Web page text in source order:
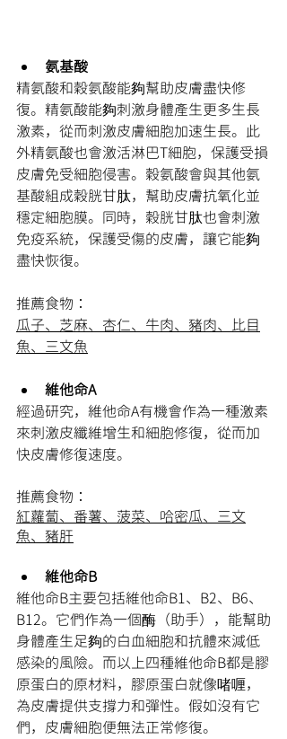
氨基酸
精氨酸和穀氨酸能夠幫助皮膚盡快修
復。精氨酸能夠刺激身體產生更多生長
激素，從而刺激皮膚細胞加速生長。此
外精氨酸也會激活淋巴T細胞，保護受損
皮膚免受細胞侵害。穀氨酸會與其他氨
基酸組成穀胱甘肽，幫助皮膚抗氧化並
穩定細胞膜。同時，穀胱甘肽也會刺激
免疫系統，保護受傷的皮膚，讓它能夠
盡快恢復。
推薦食物：
瓜子、芝麻、杏仁、牛肉、豬肉、比目
魚、三文魚
維他命A
經過研究，維他命A有機會作為一種激素
來刺激皮纖維增生和細胞修復，從而加
快皮膚修復速度。
推薦食物：
紅蘿蔔、番薯、菠菜、哈密瓜、三文
魚、豬肝
維他命B
維他命B主要包括維他命B1、B2、B6、
B12。它們作為一個酶（助手），能幫助
身體產生足夠的白血細胞和抗體來減低
感染的風險。而以上四種維他命B都是膠
原蛋白的原材料，膠原蛋白就像啫喱，
為皮膚提供支撐力和彈性。假如沒有它
們，皮膚細胞便無法正常修復。